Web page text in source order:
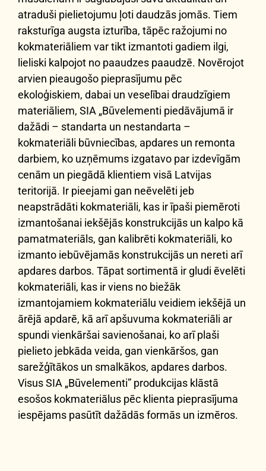
atraduši pielietojumu ļoti daudzās jomās. Tiem
raksturīga augsta izturība, tāpēc ražojumi no
kokmateriāliem var tikt izmantoti gadiem ilgi,
lieliski kalpojot no paaudzes paaudzē. Novērojot
arvien pieaugošo pieprasījumu pēc
ekoloģiskiem, dabai un veselībai draudzīgiem
materiāliem, SIA „Būvelementi piedāvājumā ir
dažādi – standarta un nestandarta –
kokmateriāli būvniecības, apdares un remonta
darbiem, ko uzņēmums izgatavo par izdevīgām
cenām un piegādā klientiem visā Latvijas
teritorijā. Ir pieejami gan neēvelēti jeb
neapstrādāti kokmateriāli, kas ir īpaši piemēroti
izmantošanai iekšējās konstrukcijās un kalpo kā
pamatmateriāls, gan kalibrēti kokmateriāli, ko
izmanto iebūvējamās konstrukcijās un nereti arī
apdares darbos. Tāpat sortimentā ir gludi ēvelēti
kokmateriāli, kas ir viens no biežāk
izmantojamiem kokmateriālu veidiem iekšējā un
ārējā apdarē, kā arī apšuvuma kokmateriāli ar
spundi vienkāršai savienošanai, ko arī plaši
pielieto jebkāda veida, gan vienkāršos, gan
sarežģītākos un smalkākos, apdares darbos.
Visus SIA „Būvelementi” produkcijas klāstā
esošos kokmateriālus pēc klienta pieprasījuma
iespējams pasūtīt dažādās formās un izmēros.